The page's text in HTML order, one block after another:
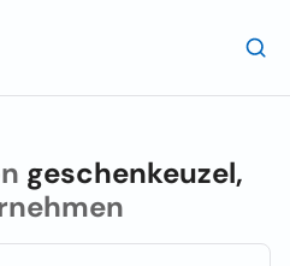
geschenkeuzel,